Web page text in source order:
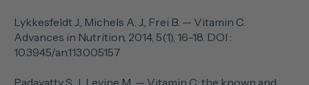
Lykkesfeldt J., Michels A. J., Frei B. — Vitamin C.
Advances in Nutrition, 2014, 5(1), 16-18. DOI :
10.3945/an.113.005157